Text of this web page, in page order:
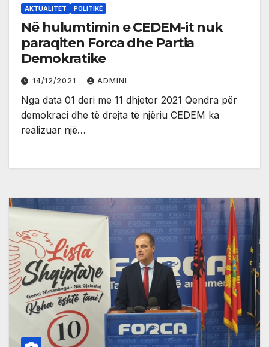
AKTUALITET POLITIKË
Në hulumtimin e CEDEM-it nuk
paraqiten Forca dhe Partia
Demokratike
14/12/2021 ADMINI
Nga data 01 deri me 11 dhjetor 2021 Qendra për
demokraci dhe të drejta të njëriu CEDEM ka
realizuar një…